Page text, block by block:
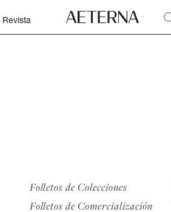
Revista
Folletos de Colecciones
Folletos de Comercialización